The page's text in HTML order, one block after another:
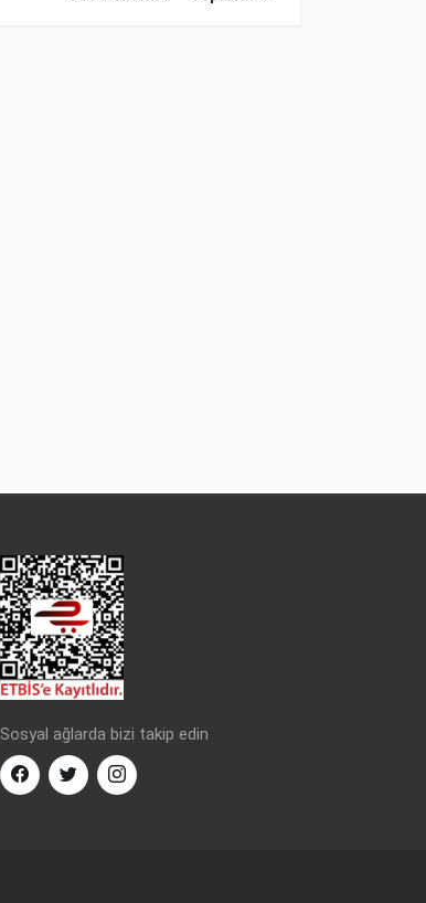
Sosyal ağlarda bizi takip edin